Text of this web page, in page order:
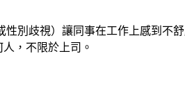
別歧視）讓同事在工作上感到不
，不限於上司。